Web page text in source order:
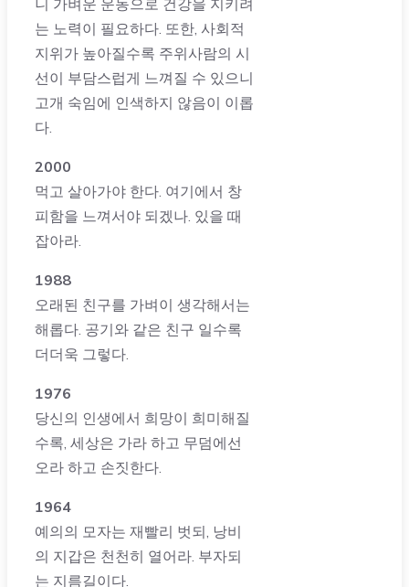
는 노력이 필요하다. 또한, 사회적
지위가 높아질수록 주위사람의 시
선이 부담스럽게 느껴질 수 있으니
고개 숙임에 인색하지 않음이 이롭
다.
2000
먹고 살아가야 한다. 여기에서 창
피함을 느껴서야 되겠나. 있을 때
잡아라.
1988
오래된 친구를 가벼이 생각해서는
해롭다. 공기와 같은 친구 일수록
더더욱 그렇다.
1976
당신의 인생에서 희망이 희미해질
수록, 세상은 가라 하고 무덤에선
오라 하고 손짓한다.
1964
예의의 모자는 재빨리 벗되, 낭비
의 지갑은 천천히 열어라. 부자되
는 지름길이다.